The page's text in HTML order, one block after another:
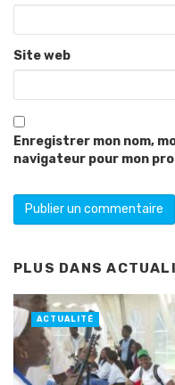
Site web
Enregistrer mon nom,
navigateur pour mon
PLUS DANS
ACTUALITÉ